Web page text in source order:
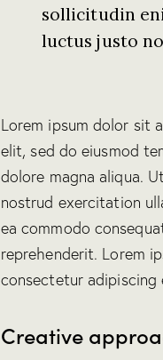
sollicitudin
luctus justo
Lorem ipsum dolor sit
elit, sed do eiusmod
dolore magna aliqua.
nostrud exercitation
ea commodo
reprehenderit. Lorem
consectetur adipiscing
Creative